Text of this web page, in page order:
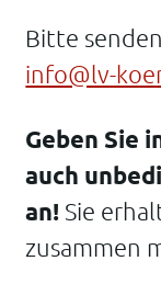
Bitte
info@lv-
Geben Sie
auch
an! Sie
zusammen